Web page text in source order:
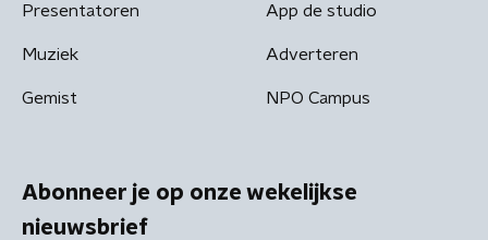
Presentatoren
Muziek
Gemist
App de studio
Adverteren
NPO Campus
Abonneer je op onze wekelijkse
nieuwsbrief